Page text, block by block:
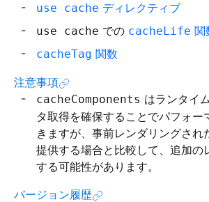
use cache ディレクティブ
use cache での cacheLife 関
cacheTag 関数
注意事項
cacheComponents はランタイ
タ取得を確保することでパフォー
きますが、事前レンダリングされ
提供する場合と比較して、追加の
する可能性があります。
バージョン履歴